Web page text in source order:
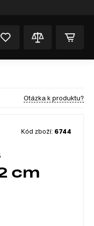
Otázka k produktu?
Kód zboží: 6744
cm